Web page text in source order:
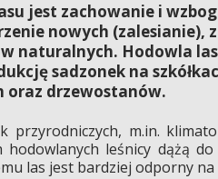
jest zachowanie i
nowych (zalesianie),
naturalnych. Hodowla
sadzonek na
oraz drzewostanów.
m.in.
leśnicy dążą do
las jest bardziej odporny